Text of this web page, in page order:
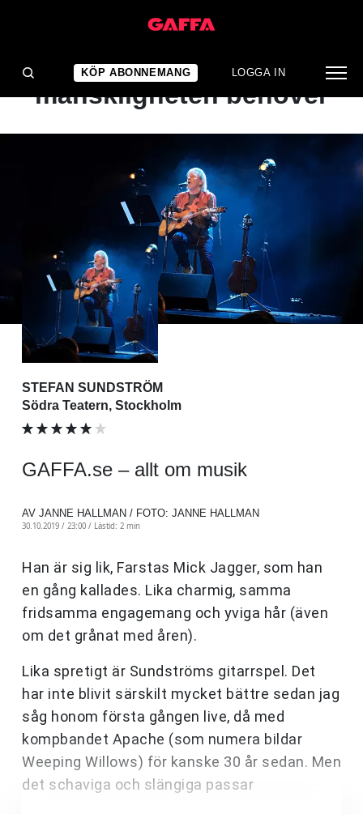
KÖP ABONNEMANG LOGGA IN
ALBUMRECENSION
Precis vad
mänskligheten behöver
STEFAN SUNDSTRÖM
Södra Teatern, Stockholm
GAFFA.se – allt om musik
AV JANNE HALLMAN / FOTO: JANNE HALLMAN
30.10.2019 / 23:00 / Lästid: 2 min
Han är sig lik, Farstas Mick Jagger, som han
en gång kallades. Lika charmig, samma
fridsamma engagemang och yviga hår (även
om det grånat med åren).
Lika spretigt är Sundströms gitarrspel. Det
har inte blivit särskilt mycket bättre sedan jag
såg honom första gången live, då med
kompbandet Apache (som numera bildar
Weeping Willows) för kanske 30 år sedan. Men
det schaviga och slängiga passar